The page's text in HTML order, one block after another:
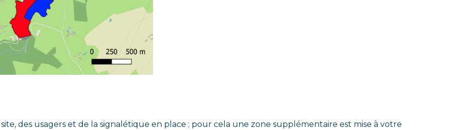
des usagers et de la signalétique en place ; pour cela une zone supplémentaire est mise à votre